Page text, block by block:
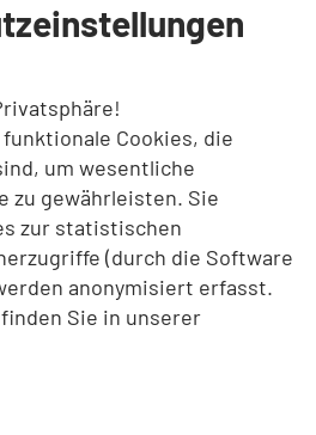
Cookies, die
um wesentliche
zu gewährleisten. Sie
zur statistischen
(durch die Software
anonymisiert erfasst.
Sie in unserer